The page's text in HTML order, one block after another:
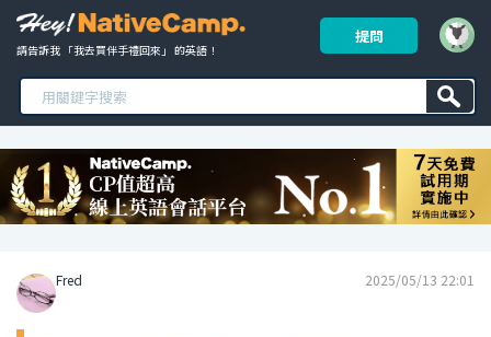
請告訴我 「我去買伴手禮回來」 的英語！
提問
Fred 2025/05/13 22:01